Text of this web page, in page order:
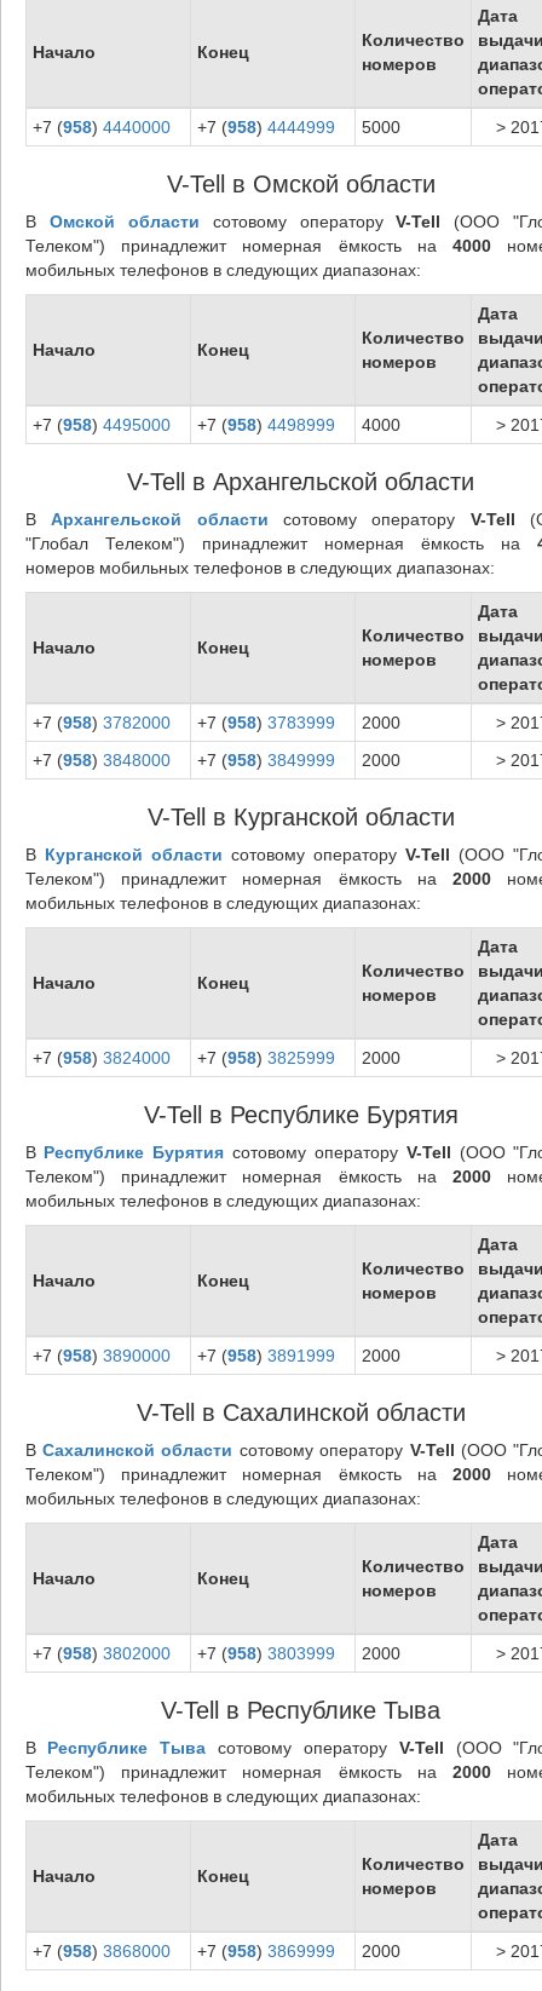
Начало Конец
Количество
номеров
Дата
+7 (958) 4440000 +7 (958) 4444999 5000 >
V-Tell в Омской области
В Омской области сотовому операторуV-Tell (ООО
Телеком") принадлежит номерная ёмкость на4000
мобильных телефонов в следующих диапазонах:
Начало Конец
Количество
номеров
Дата
+7 (958) 4495000 +7 (958) 4498999 4000 >
V-Tell в Архангельской области
ВАрхангельской области сотовому оператору V-Tell
"Глобал Телеком") принадлежит номерная ёмкость на
номеров мобильных телефонов в следующих диапазонах:
Начало Конец
Количество
номеров
Дата
+7 (958) 3782000 +7 (958) 3783999 2000
>
+7 (958) 3848000 +7 (958) 3849999 2000 >
V-Tell в Курганской области
В Курганской области сотовому операторуV-Tell (ООО
Телеком") принадлежит номерная ёмкость на2000
мобильных телефонов в следующих диапазонах:
Начало Конец
Количество
номеров
Дата
+7 (958) 3824000 +7 (958) 3825999 2000 >
V-Tell в Республике Бурятия
В Республике Бурятия сотовому оператору V-Tell (ООО
Телеком") принадлежит номерная ёмкость на2000
мобильных телефонов в следующих диапазонах:
Начало Конец
Количество
номеров
Дата
+7 (958) 3890000 +7 (958) 3891999 2000 >
V-Tell в Сахалинской области
В Сахалинской области сотовому оператору V-Tell (ООО
Телеком") принадлежит номерная ёмкость на2000
мобильных телефонов в следующих диапазонах:
Начало Конец
Количество
номеров
Дата
+7 (958) 3802000 +7 (958) 3803999 2000 >
V-Tell в Республике Тыва
В Республике Тыва сотовому оператору V-Tell (ООО
Телеком") принадлежит номерная ёмкость на2000
мобильных телефонов в следующих диапазонах:
Начало Конец
Количество
номеров
Дата
+7 (958) 3868000 +7 (958) 3869999 2000 >